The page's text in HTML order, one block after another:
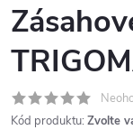
Kód produktu: Zvolte